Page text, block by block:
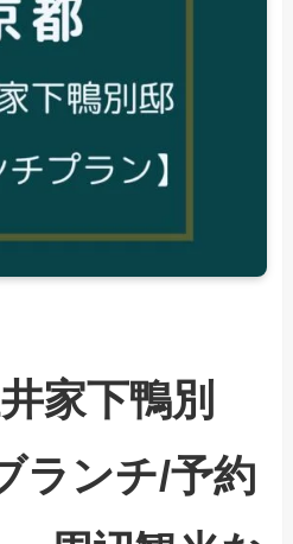
家下鴨別
ランチ/予約